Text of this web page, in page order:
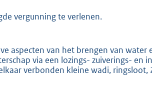
vergunning te verlenen.
aspecten van het brengen van water
via een lozings- zuiverings- en
verbonden kleine wadi, ringsloot,